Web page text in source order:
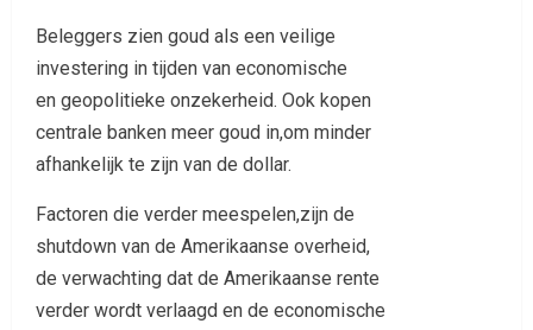
Beleggers zien goud als een veilige
investering in tijden van economische
en geopolitieke onzekerheid. Ook kopen
centrale banken meer goud in,om minder
afhankelijk te zijn van de dollar.
Factoren die verder meespelen,zijn de
shutdown van de Amerikaanse overheid,
de verwachting dat de Amerikaanse rente
verder wordt verlaagd en de economische